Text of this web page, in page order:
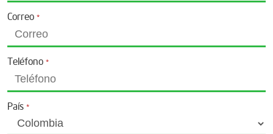
Correo *
Teléfono *
País *